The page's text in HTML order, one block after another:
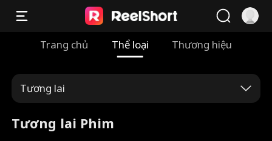
Trang chủ Thể loại Thương hiệu
Tương lai
Tương lai Phim